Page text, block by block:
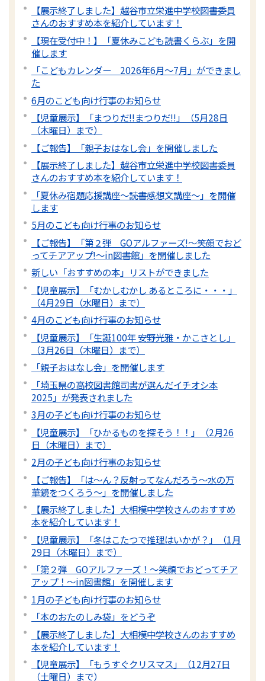
【展示終了しました】越谷市立栄進中学校図書委員
さんのおすすめ本を紹介しています！
【現在受付中！】「夏休みこども読書くらぶ」を開
催します
「こどもカレンダー 2026年6月～7月」ができまし
た
6月のこども向け行事のお知らせ
【児童展示】「まつりだ!!まつりだ!!」（5月28日
（木曜日）まで）
【ご報告】「親子おはなし会」を開催しました
【展示終了しました】越谷市立栄進中学校図書委員
さんのおすすめ本を紹介しています！
「夏休み宿題応援講座～読書感想文講座～」を開催
します
5月のこども向け行事のお知らせ
【ご報告】「第２弾 GOアルファーズ!～笑顔でおど
ってチアアップ!～in図書館」を開催しました
新しい「おすすめの本」リストができました
【児童展示】「むかしむかし あるところに・・・」
（4月29日（水曜日）まで）
4月のこども向け行事のお知らせ
【児童展示】「生誕100年 安野光雅・かこさとし」
（3月26日（木曜日）まで）
「親子おはなし会」を開催します
「埼玉県の高校図書館司書が選んだイチオシ本
2025」が発表されました
3月の子ども向け行事のお知らせ
【児童展示】「ひかるものを探そう！！」（2月26
日（木曜日）まで）
2月の子ども向け行事のお知らせ
【ご報告】「は～ん？反射ってなんだろう～水の万
華鏡をつくろう～」を開催しました
【展示終了しました】大相模中学校さんのおすすめ
本を紹介しています！
【児童展示】「冬はこたつで推理はいかが？」（1月
29日（木曜日）まで）
「第２弾 GOアルファーズ！～笑顔でおどってチア
アップ！～in図書館」を開催します
1月の子ども向け行事のお知らせ
「本のおたのしみ袋」をどうぞ
【展示終了しました】大相模中学校さんのおすすめ
本を紹介しています！
【児童展示】「もうすぐクリスマス」（12月27日
（土曜日）まで）